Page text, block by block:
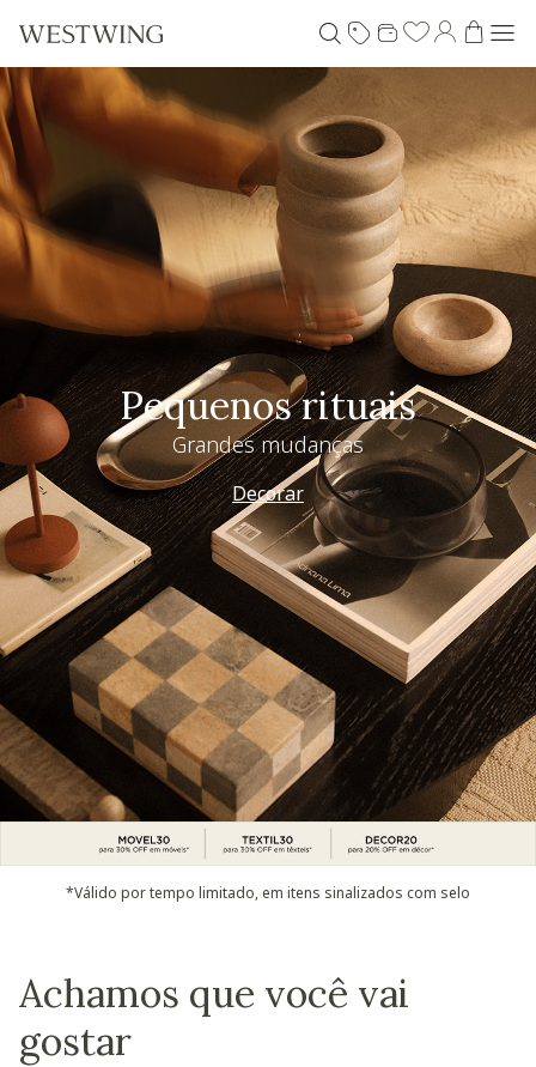
Especial Dia dos Pais
Westwing + @_nathaliacandelaria
Vem ver
*Válido por tempo limitado, em itens sinalizados com selo
Achamos que você vai
gostar